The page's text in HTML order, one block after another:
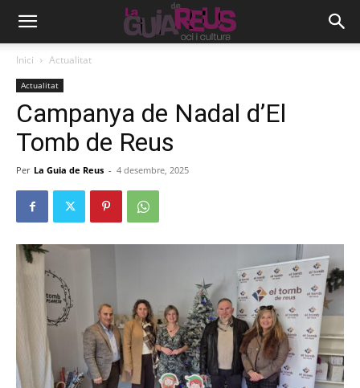
Inici Actualitat
Actualitat
Campanya de Nadal d’El
Tomb de Reus
Per La Guia de Reus - 4 desembre, 2025